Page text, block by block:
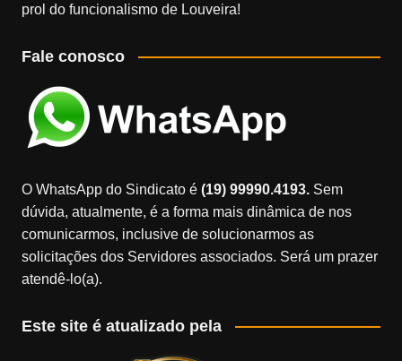
prol do funcionalismo de Louveira!
Fale conosco
O WhatsApp do Sindicato é(19) 99990.4193.Sem
dúvida, atualmente, é a forma mais dinâmica de nos
comunicarmos, inclusive de solucionarmos as
solicitações dos Servidores associados. Será um prazer
atendê-lo(a).
Este site é atualizado pela